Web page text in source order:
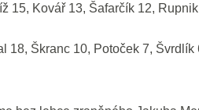
15, Kovář 13, Šafarčík 12,
18, Škranc 10, Potoček 7,